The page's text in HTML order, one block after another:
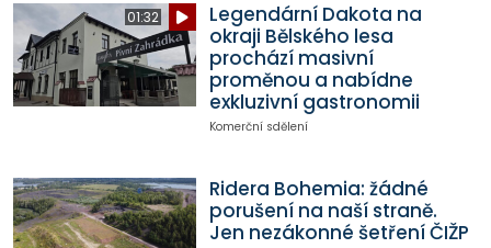
01:32
Legendární Dakota na
okraji Bělského lesa
prochází masivní
proměnou a nabídne
exkluzivní gastronomii
Komerční sdělení
Ridera Bohemia: žádné
porušení na naší straně.
Jen nezákonné šetření ČIŽP